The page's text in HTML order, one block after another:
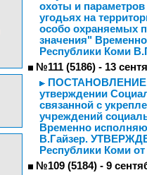
охоты и
угодьях на
особо охраняемых
значения"
Республики Коми
№111 (5186) - 13
ПОСТАНОВЛЕНИЕ
утверждении
связанной с
учреждений
Временно
В.Гайзер.
Республики Коми от
№109 (5184) - 9